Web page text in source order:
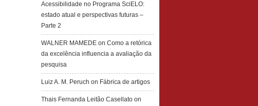
Acessibilidade no Programa SciELO:
estado atual e perspectivas futuras –
Parte 2
WALNER MAMEDE on Como a retórica
da excelência influencia a avaliação da
pesquisa
Luiz A. M. Peruch on Fábrica de artigos
Thais Fernanda Leitão Casellato on